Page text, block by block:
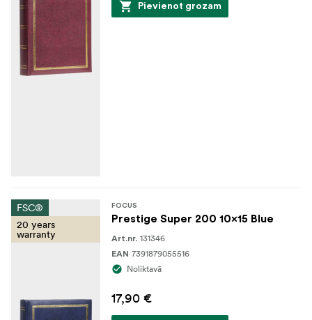
Pievienot grozam
FSC®
20 years
warranty
FOCUS
Prestige Super 200 10x15 Blue
Art.nr. 131346
EAN 7391879055516
Noliktavā
17,90 €